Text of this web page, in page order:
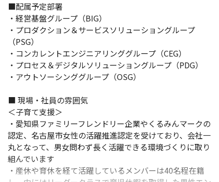
・年次が浅い段階から、クラウド、データ分析プラットフォー
ム、ローコードなどを活用した案件に携わることができ、設計～
保守まで幅広くチャレンジングな仕事を任せられているため、そ
の期待に応えられた時やりがいを感じます
・高い技術力を持ったメンバーが多く、実案件だけではなく勉強
会やチーム内の活動を通してメンバーと交流することで自身の技
術力/モチベーション向上に繋がっています
・チームの風土としても自分が興味があることを相談/提案する
ドバイスやチャレンジさせてもらえるため、とても働きやすい環
境です
■配属予定部署
・経営基盤グループ（BIG）
・プロダクション＆サービスソリューショングループ
（PSG）
・コンカレントエンジニアリンググループ（CEG）
・プロセス＆デジタルソリューショングループ（PDG）
・アウトソーシンググループ（OSG）
■ 現場・社員の雰囲気
＜子育て支援＞
・愛知県ファミリーフレンドリー企業やくるみんマークの
認定、名古屋市女性の活躍推進認定を受けており、会社一
丸となって、男女問わず長く活躍できる環境づくりに取り
組んでいます
・産休や育休を経て活躍しているメンバーは40名程在籍